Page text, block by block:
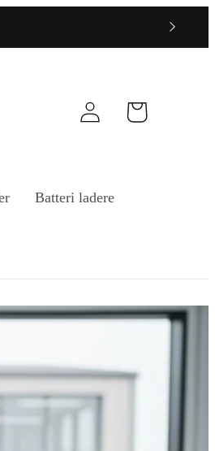
Batteri ladere
Logg
inn
Handlekurv